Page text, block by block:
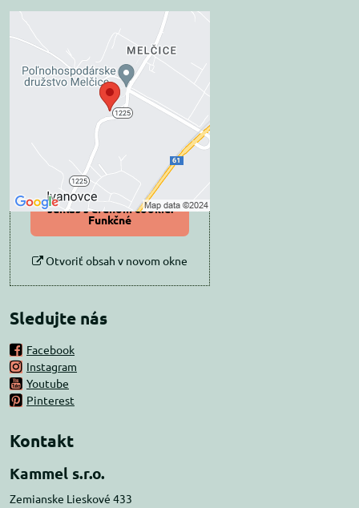
Externý obsah je
blokovaný Voľbami
súkromia
Prajete si načítať externý obsah?
Povoliť tentokrát
Povoliť a zapamätať -
súhlas s druhom cookie:
Funkčné
Otvoriť obsah v novom okne
Sledujte nás
Facebook
Instagram
Youtube
Pinterest
Kontakt
Kammel s.r.o.
Zemianske Lieskové 433